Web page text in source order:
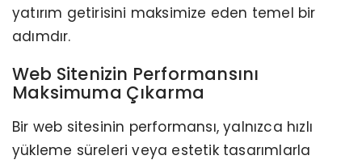
yatırım getirisini maksimize eden temel bir
adımdır.
Web Sitenizin Performansını
Maksimuma Çıkarma
Bir web sitesinin performansı, yalnızca hızlı
yükleme süreleri veya estetik tasarımlarla